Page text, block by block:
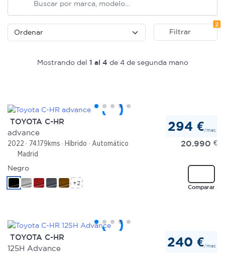
Filtrar
2
Mostrando del 1 al 4 de 4 de segunda mano
TOYOTA C-HR
advance
2022 74.179kms Híbrido
Automático
Madrid
294 €/mes
20.990 €
Comparar
Negro
+2
TOYOTA C-HR
125H Advance
240 €/mes